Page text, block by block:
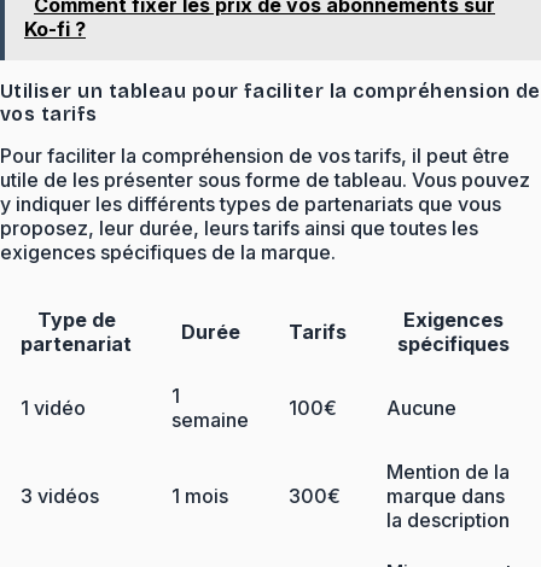
Comment fixer les prix de vos abonnements sur
Ko-fi ?
Utiliser un tableau pour faciliter la compréhension de
vos tarifs
Pour faciliter la compréhension de vos tarifs, il peut être
utile de les présenter sous forme de tableau. Vous pouvez
y indiquer les différents types de partenariats que vous
proposez, leur durée, leurs tarifs ainsi que toutes les
exigences spécifiques de la marque.
Type de
partenariat
Durée Tarifs
Exigences
spécifiques
1 vidéo
1
semaine
100€ Aucune
3 vidéos 1 mois 300€
Mention de la
marque dans
la description